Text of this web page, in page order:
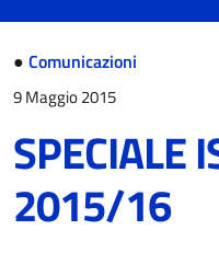
● Comunicazioni
9 Maggio 2015
SPECIALE
2015/16